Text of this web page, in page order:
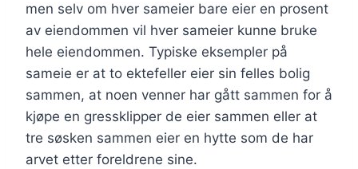
men selv om hver sameier bare eier en prosent
av eiendommen vil hver sameier kunne bruke
hele eiendommen. Typiske eksempler på
sameie er at to ektefeller eier sin felles bolig
sammen, at noen venner har gått sammen for å
kjøpe en gressklipper de eier sammen eller at
tre søsken sammen eier en hytte som de har
arvet etter foreldrene sine.